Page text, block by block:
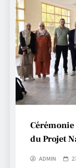
du Projet
ADMIN